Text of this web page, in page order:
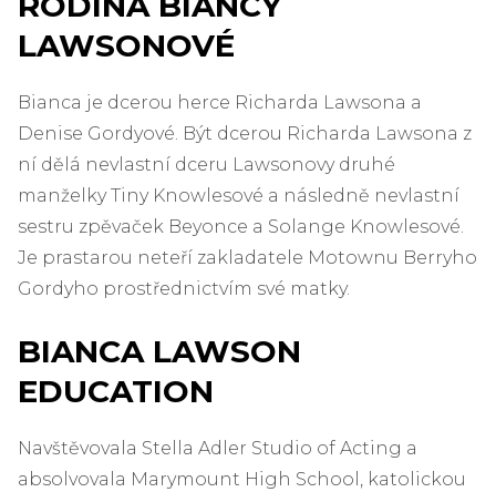
LAWSONOVÉ
Bianca je dcerou herce Richarda Lawsona a
Denise Gordyové. Být dcerou Richarda Lawsona z
ní dělá nevlastní dceru Lawsonovy druhé
manželky Tiny Knowlesové a následně nevlastní
sestru zpěvaček Beyonce a Solange Knowlesové.
Je prastarou neteří zakladatele Motownu Berryho
Gordyho prostřednictvím své matky.
BIANCA LAWSON
EDUCATION
Navštěvovala Stella Adler Studio of Acting a
absolvovala Marymount High School, katolickou